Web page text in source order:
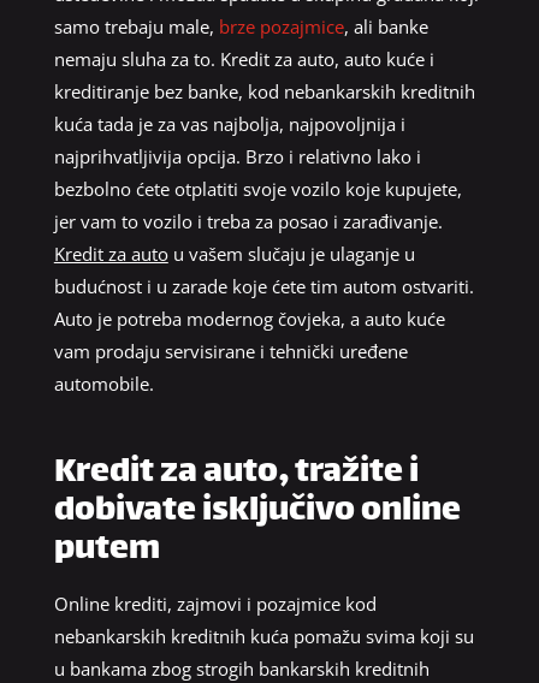
samo trebaju male, brze pozajmice, ali banke
nemaju sluha za to. Kredit za auto, auto kuće i
kreditiranje bez banke, kod nebankarskih kreditnih
kuća tada je za vas najbolja, najpovoljnija i
najprihvatljivija opcija. Brzo i relativno lako i
bezbolno ćete otplatiti svoje vozilo koje kupujete,
jer vam to vozilo i treba za posao i zarađivanje.
Kredit za autou vašem slučaju je ulaganje u
budućnost i u zarade koje ćete tim autom ostvariti.
Auto je potreba modernog čovjeka, a auto kuće
vam prodaju servisirane i tehnički uređene
automobile.
Kredit za auto, tražite i
dobivate isključivo online
putem
Online krediti, zajmovi i pozajmice kod
nebankarskih kreditnih kuća pomažu svima koji su
u bankama zbog strogih bankarskih kreditnih